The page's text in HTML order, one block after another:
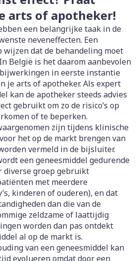
arts of apotheker!
een belangrijke taak in de
neveneffecten. Een
dat de behandeling moet
België is het daarom aanbevolen
in eerste instantie
je arts of apotheker. Als expert
kan de apotheker steeds advies
gebruikt om zo de risico’s op
of te beperken.
zijn tijdens klinische
het op de markt brengen van
vermeld in de bijsluiter.
een geneesmiddel gedurende
diverse groep gebruikt
met meerdere
kinderen of ouderen), en dat
dan die van de
zeldzame of laattijdig
worden dan pas ontdekt
al op de markt is.
van een geneesmiddel kan
evolueren omdat door een